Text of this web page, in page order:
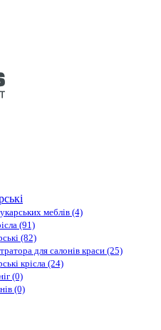
меблів (4)
(91)
(82)
для салонів краси (25)
крісла (24)
(0)
(0)